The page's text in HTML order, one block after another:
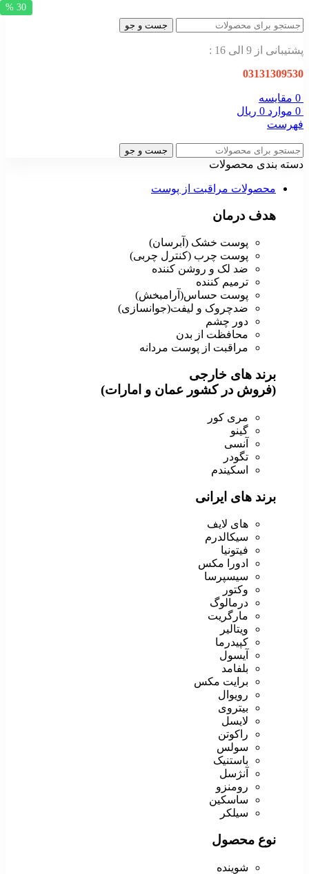
جست و جو
پشتیبانی از 9 الی 16 :
03131309530
0 مقایسه
0 موارد 0 ریال
فهرست
جست و جو
دسته بندی محصولات
محصولات مراقبت از پوست
هدف درمان
پوست خشک (آبرسان)
پوست چرب (کنترل چربی)
ضد لک و روشن کننده
ترمیم کننده
پوست حساس(آرامبخش)
ضدچروک و لیفت(جوانسازی)
دور چشم
محافظت از بدن
مراقبت از پوست مردانه
برند های خارجی
(فروش در کشور عمان و امارات)
مری کور
گینو
آنسی
تگودر
اسکیندم
برند های ایرانی
های لایف
سیکالدرم
فیتونیا
ادورا مکس
سیسپرسا
وکتور
درمالوگ
مارگریت
ویتالیر
کپیدرما
آیسول
بلفامد
برایت مکس
رویوال
بیتروی
لایسل
راکوتن
سولس
باستنیک
آنژسل
رومنزو
ساسکین
سیلکر
نوع محصول
شوینده
30 %